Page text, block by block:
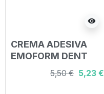
visibility
CREMA ADESIVA
EMOFORM DENT
PER PROTESI
DENTALE 45 G
5,50 € 5,23 €